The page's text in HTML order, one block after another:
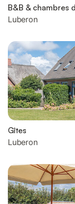
B&B & chambres
Luberon
Gîtes
Luberon